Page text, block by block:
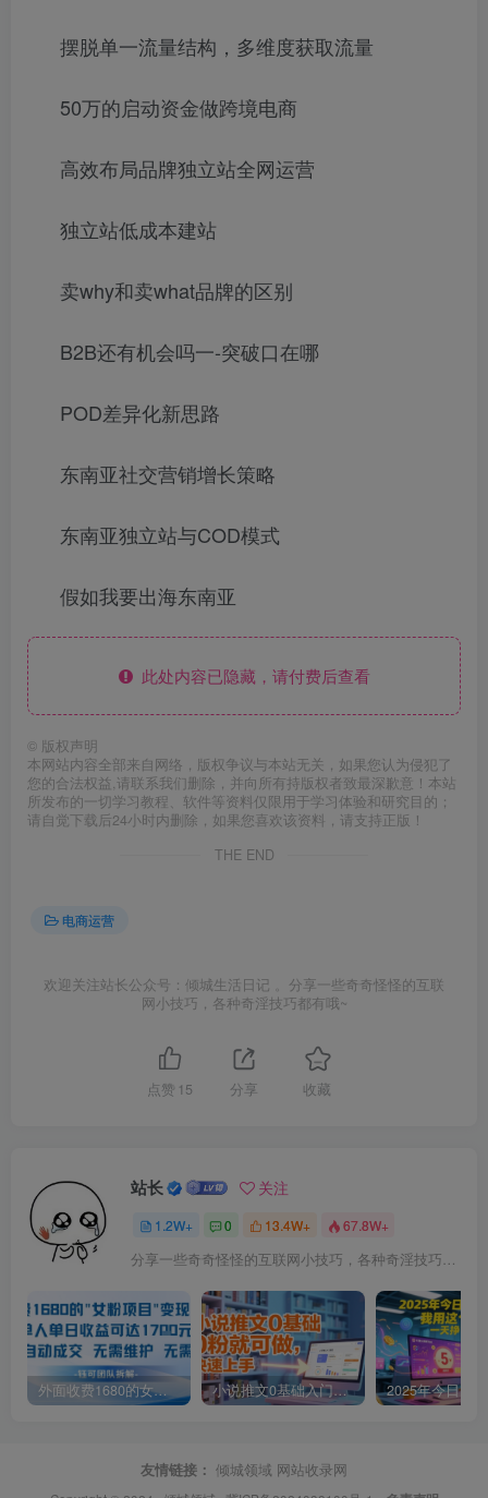
摆脱单一流量结构，多维度获取流量
50万的启动资金做跨境电商
高效布局品牌独立站全网运营
独立站低成本建站
卖why和卖what品牌的区别
B2B还有机会吗一-突破口在哪
POD差异化新思路
东南亚社交营销增长策略
东南亚独立站与COD模式
假如我要出海东南亚
此处内容已隐藏，请付费后查看
© 版权声明
本网站内容全部来自网络，版权争议与本站无关，如果您认为侵犯了
您的合法权益,请联系我们删除，并向所有持版权者致最深歉意！本站
所发布的一切学习教程、软件等资料仅限用于学习体验和研究目的；
请自觉下载后24小时内删除，如果您喜欢该资料，请支持正版！
THE END
电商运营
欢迎关注站长公众号：倾城生活日记 。分享一些奇奇怪怪的互联
网小技巧，各种奇淫技巧都有哦~
点赞 15 分享 收藏
站长 关注
1.2W+ 0 13.4W+ 67.8W+
分享一些奇奇怪怪的互联网小技巧，各种奇淫技巧都在本站。
外面收费1680的女粉项目变现，单人单日收益可达1.7k，全自动成交无需维护 小说推文0基础入门教程，0粉就可做，快速上手
友情链接： 倾城领域 网站收录网